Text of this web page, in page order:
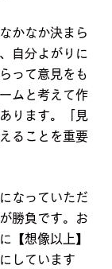
かなか決まら
自分よがりに
って意見をも
ムと考えて作
ります。「見
ることを重要
なっていただ
勝負です。お
【想像以上】
しています